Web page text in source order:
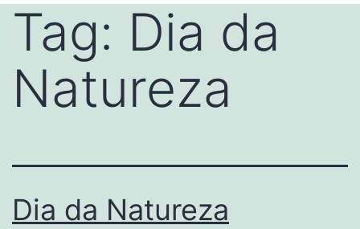
Tag: Dia da
Natureza
Dia da Natureza